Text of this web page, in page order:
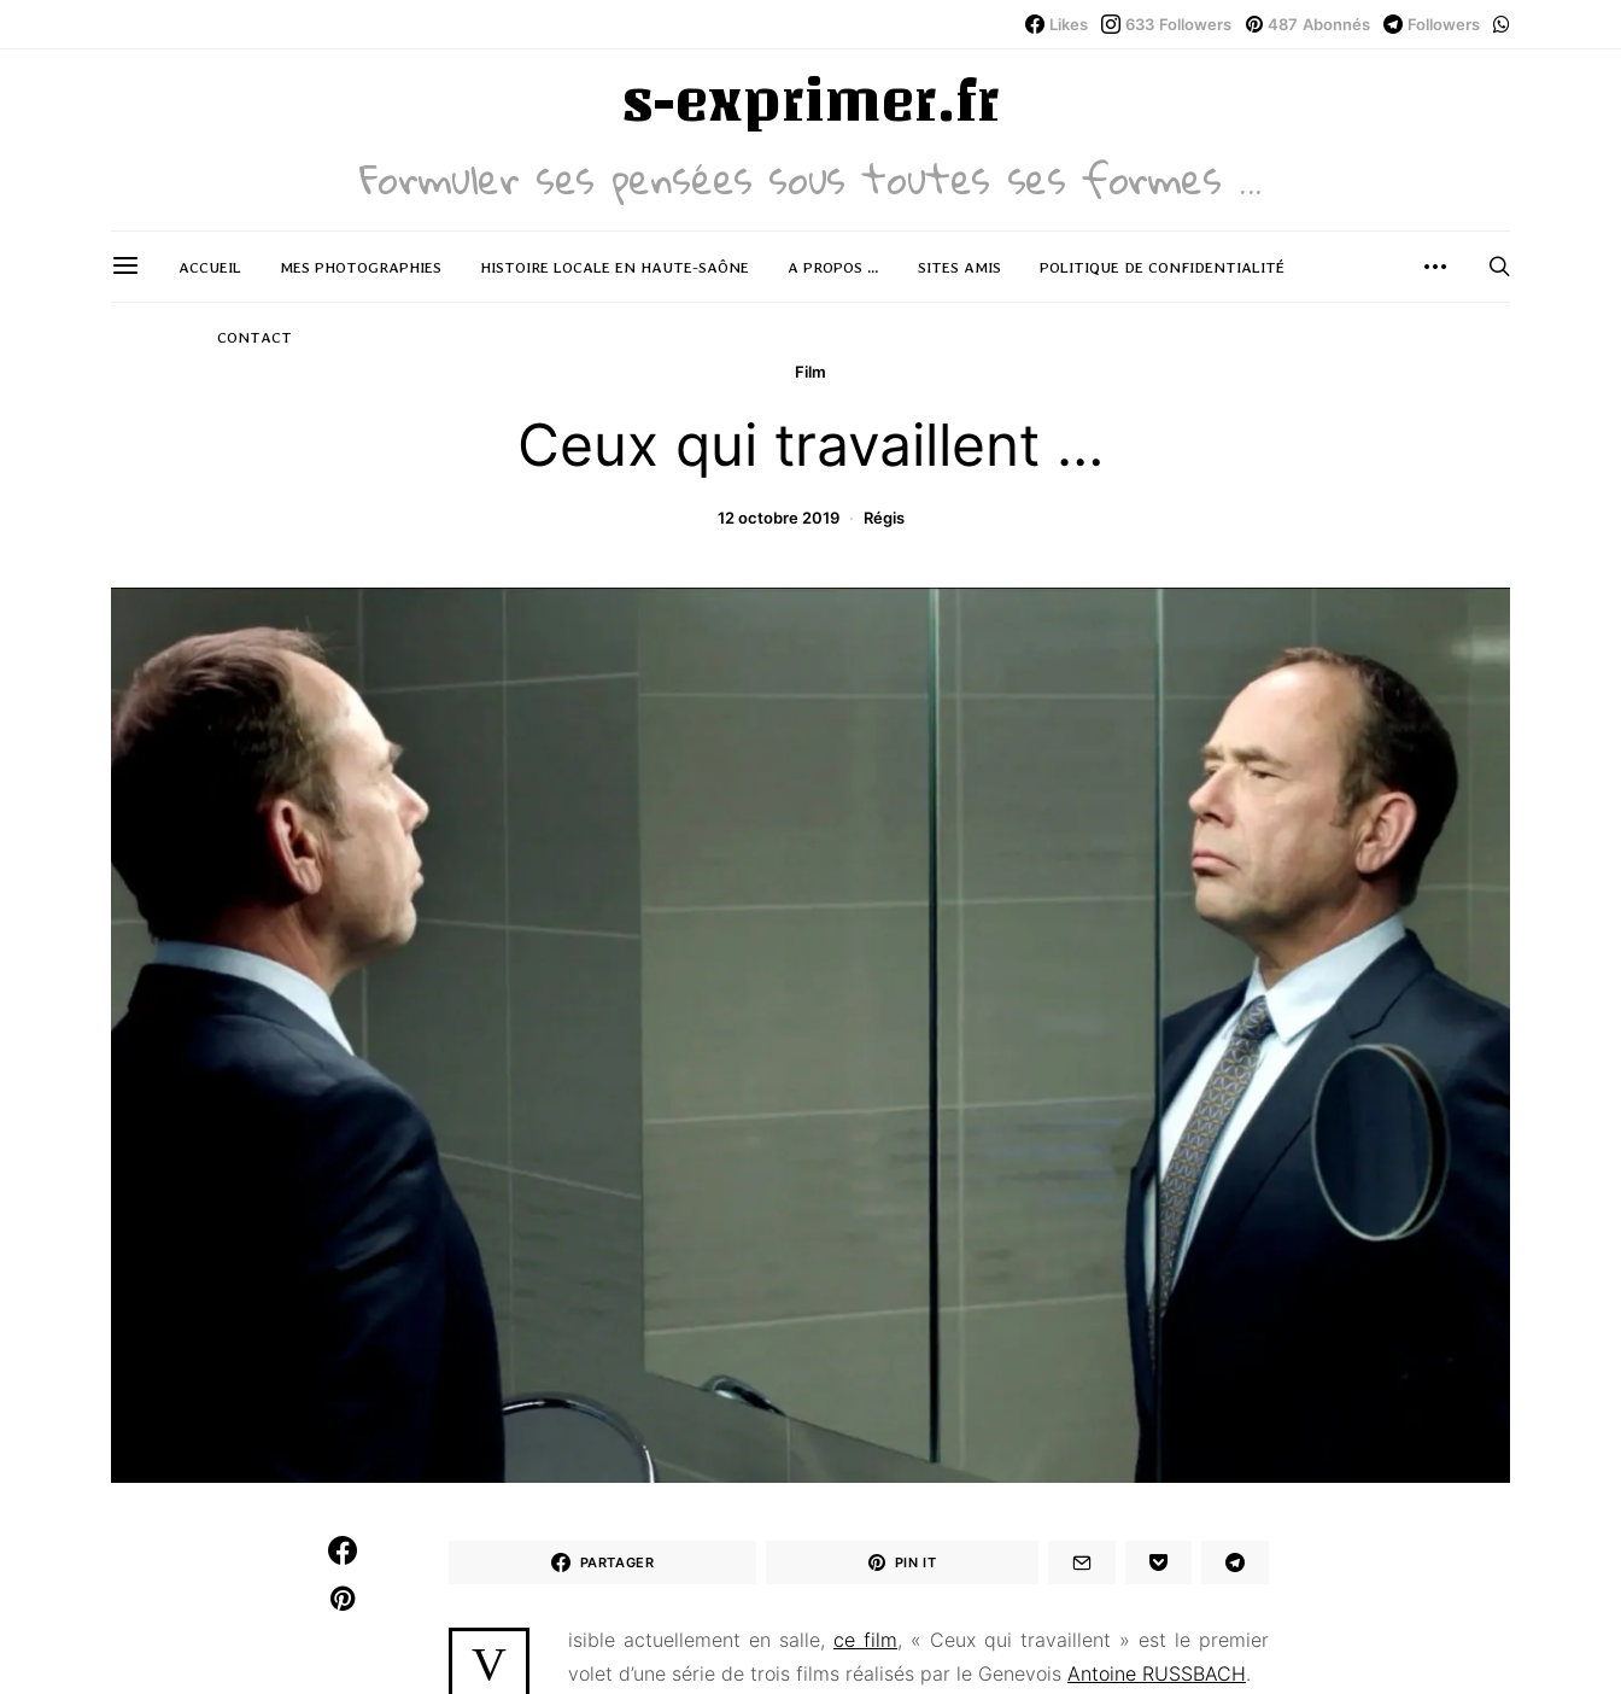
Likes 633 Followers 487 Abonnés Followers
s-exprimer.fr
Formuler ses pensées sous toutes ses formes ...
ACCUEIL MES PHOTOGRAPHIES HISTOIRE LOCALE EN HAUTE-SAÔNE A PROPOS … SITES AMIS POLITIQUE DE CONFIDENTIALITÉ
CONTACT
Film
Ceux qui travaillent …
12 octobre 2019 Régis
PARTAGER PIN IT
V isible actuellement en salle, ce film, « Ceux qui travaillent » est le premier
volet d’une série de trois films réalisés par le Genevois Antoine RUSSBACH.